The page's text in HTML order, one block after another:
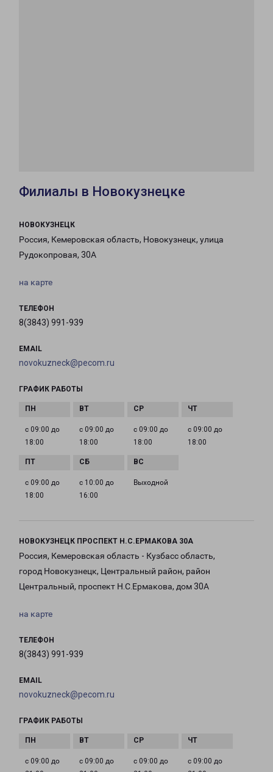
Филиалы в Новокузнецке
НОВОКУЗНЕЦК
Россия, Кемеровская область, Новокузнецк, улица
Рудокопровая, 30А
на карте
ТЕЛЕФОН
8(3843) 991-939
EMAIL
novokuzneck@pecom.ru
ГРАФИК РАБОТЫ
с 09:00 до
18:00
с 09:00 до
18:00
с 09:00 до
18:00
с 09:00 до
18:00
с 09:00 до
18:00
с 10:00 до
16:00
Выходной
НОВОКУЗНЕЦК ПРОСПЕКТ Н.С.ЕРМАКОВА 30А
Россия, Кемеровская область - Кузбасс область,
город Новокузнецк, Центральный район, район
Центральный, проспект Н.С.Ермакова, дом 30А
на карте
ТЕЛЕФОН
8(3843) 991-939
EMAIL
novokuzneck@pecom.ru
ГРАФИК РАБОТЫ
с 09:00 до
с 09:00 до
с 09:00 до
с 09:00 до